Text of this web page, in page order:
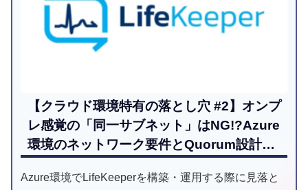
【クラウド環境特有の落とし穴 #2】オンプ
レ感覚の「同一サブネット」はNG!?Azure
環境のネットワーク要件とQuorum設計の
Azure環境でLifeKeeperを構築・運用する際に見落と